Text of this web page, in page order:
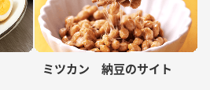
ミツカン 納豆のサイト